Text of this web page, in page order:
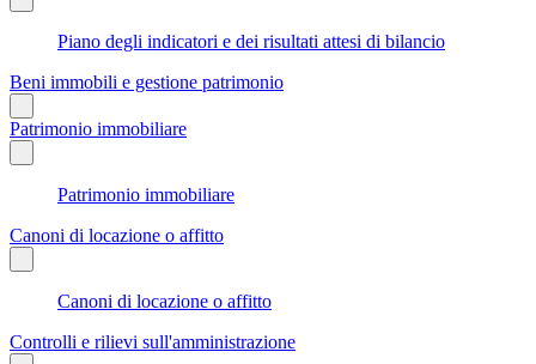
Piano degli indicatori e dei risultati attesi di bilancio
Beni immobili e gestione patrimonio
Patrimonio immobiliare
Patrimonio immobiliare
Canoni di locazione o affitto
Canoni di locazione o affitto
Controlli e rilievi sull'amministrazione